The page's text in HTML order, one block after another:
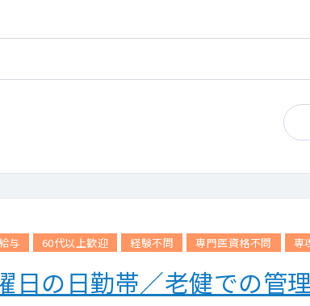
与 60代以上歓迎 経験不問 専門医資格不問 専
日の日勤帯／老健での管